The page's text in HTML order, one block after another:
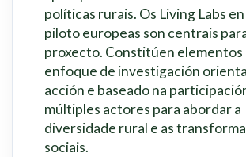
políticas rurais. Os Living Labs
piloto europeas son centrais
proxecto. Constitúen elementos
enfoque de investigación
acción e baseado na
múltiples actores para abordar a
diversidade rural e as
sociais.